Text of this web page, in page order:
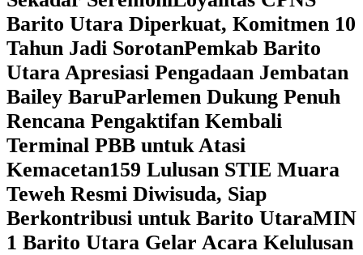
Barito Utara Diperkuat, Komitmen 10
Tahun Jadi SorotanPemkab Barito
Utara Apresiasi Pengadaan Jembatan
Bailey BaruParlemen Dukung Penuh
Rencana Pengaktifan Kembali
Terminal PBB untuk Atasi
Kemacetan159 Lulusan STIE Muara
Teweh Resmi Diwisuda, Siap
Berkontribusi untuk Barito UtaraMIN
1 Barito Utara Gelar Acara Kelulusan